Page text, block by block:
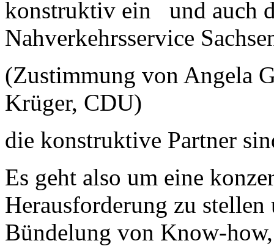
konstruktiv ein und auch
Nahverkehrsservice
(Zustimmung von Angela
Krüger, CDU)
die konstruktive Partner
Es geht also um eine
Herausforderung zu
Bündelung von Know-